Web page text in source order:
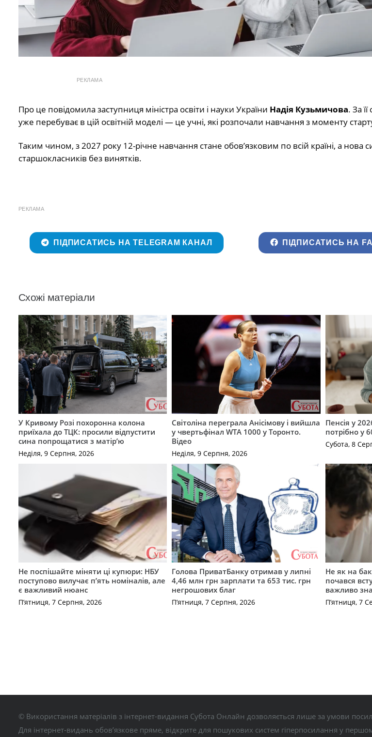
РЕКЛАМА
Про це повідомила заступниця міністра освіти і науки України Надія Кузьмичова. За
уже перебуває в цій освітній моделі — це учні, які розпочали навчання з моменту
Таким чином, з 2027 року 12-річне навчання стане обов’язковим по всій країні, а нова
старшокласників без винятків.
РЕКЛАМА
ПІДПИСАТИСЬ НА TELEGRAM КАНАЛ ПІДПИСАТИСЬ НА
Схожі матеріали
У Кривому Розі похоронна колона
приїхала до ТЦК: просили відпустити
сина попрощатися з матір’ю
Неділя, 9 Серпня, 2026
Світоліна переграла Анісімову і вийшла
у чвертьфінал WTA 1000 у Торонто.
Відео
Неділя, 9 Серпня, 2026
Пенсія у
потрібно у
Субота, 8
Не поспішайте міняти ці купюри: НБУ
поступово вилучає п’ять номіналів, але
є важливий нюанс
П’ятниця, 7 Серпня, 2026
Голова ПриватБанку отримав у липні
4,46 млн грн зарплати та 653 тис. грн
негрошових благ
П’ятниця, 7 Серпня, 2026
Не як на
почався
важливо
П’ятниця, 7
© Використання матеріалів з інтернет-видання Субота Онлайн дозволяється лише за умови
Для інтернет-видань обов’язкове пряме, відкрите для пошукових систем гіперпосилання у